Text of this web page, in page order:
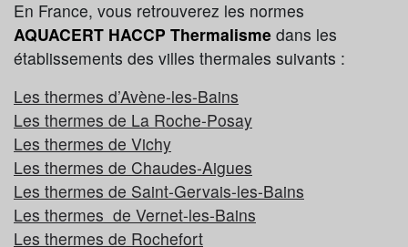
En France, vous retrouverez les normes
AQUACERT HACCP Thermalisme dans les
établissements des villes thermales suivants :
Les thermes d’Avène-les-Bains
Les thermes de La Roche-Posay
Les thermes de Vichy
Les thermes de Chaudes-Aigues
Les thermes de Saint-Gervais-les-Bains
Les thermes de Vernet-les-Bains
Les thermes de Rochefort